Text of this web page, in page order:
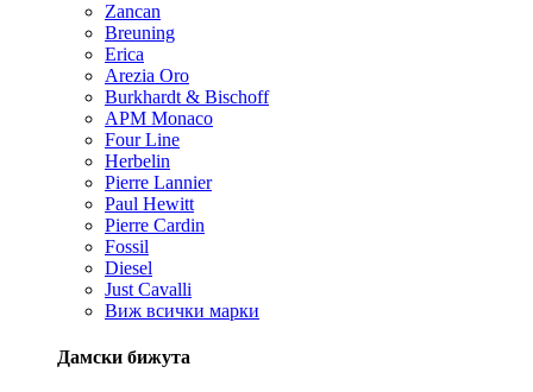
Zancan
Breuning
Erica
Arezia Oro
Burkhardt & Bischoff
APM Monaco
Four Line
Herbelin
Pierre Lannier
Paul Hewitt
Pierre Cardin
Fossil
Diesel
Just Cavalli
Виж всички марки
Дамски бижута